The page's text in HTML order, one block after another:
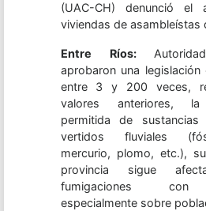
(UAC-CH) denunció el
viviendas de asambleístas
Entre Ríos:
aprobaron una legislación
entre 3 y 200 veces,
valores anteriores, la
permitida de
vertidos fluviales
mercurio, plomo, etc.),
provincia sigue
fumigaciones con
especialmente sobre